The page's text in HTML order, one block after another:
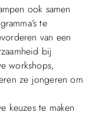
ook samen
te
van een
bij
workshops,
ze jongeren om
keuzes te maken